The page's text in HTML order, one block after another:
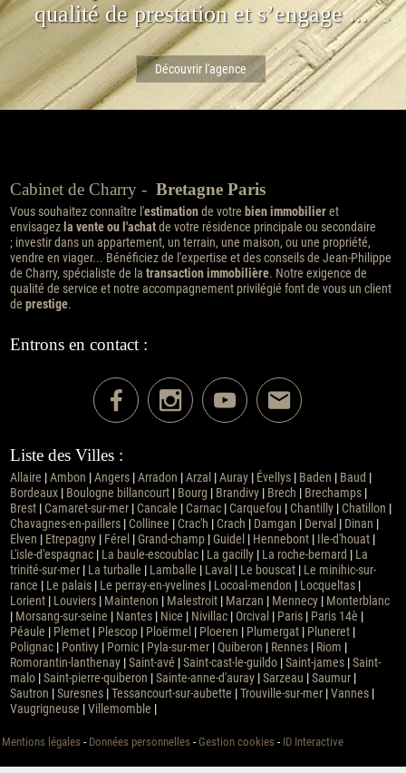
qualité de prestation et s’engage ...
Découvrir l'agence
Cabinet de Charry - Bretagne Paris
Vous souhaitez connaître l'estimationde votre bien immobilieret
envisagezla vente ou l'achatde votre résidence principale ou secondaire
; investir dans un appartement, un terrain, une maison, ou une propriété,
vendre en viager... Bénéficiez de l'expertise et des conseils de Jean-Philippe
de Charry, spécialiste de la transaction immobilière. Notre exigence de
qualité de service et notre accompagnement privilégié font de vous un client
de prestige.
Entrons en contact :
Liste des Villes :
Allaire |Ambon |Angers|Arradon |Arzal |Auray| Évellys| Baden | Baud |
Bordeaux| Boulogne billancourt| Bourg | Brandivy| Brech | Brechamps|
Brest|Camaret-sur-mer|Cancale |Carnac|Carquefou |Chantilly|Chatillon |
Chavagnes-en-paillers|Collinee |Crac'h |Crach | Damgan | Derval | Dinan |
Elven | Etrepagny| Férel |Grand-champ|Guidel | Hennebont| Ile-d'houat|
L'isle-d'espagnac| La baule-escoublac| La gacilly| La roche-bernard | La
trinité-sur-mer| La turballe | Lamballe | Laval | Le bouscat| Le minihic-sur-
rance | Le palais| Le perray-en-yvelines| Locoal-mendon | Locqueltas|
Lorient| Louviers| Maintenon | Malestroit| Marzan | Mennecy| Monterblanc
| Morsang-sur-seine | Nantes| Nice | Nivillac| Orcival | Paris| Paris 14è |
Péaule | Plemet| Plescop| Ploërmel | Ploeren | Plumergat| Pluneret|
Polignac| Pontivy| Pornic| Pyla-sur-mer|Quiberon | Rennes| Riom |
Romorantin-lanthenay|Saint-avé |Saint-cast-le-guildo|Saint-james|Saint-
malo|Saint-pierre-quiberon |Sainte-anne-d'auray|Sarzeau |Saumur|
Sautron |Suresnes|Tessancourt-sur-aubette |Trouville-sur-mer|Vannes|
Vaugrigneuse |Villemomble |
Mentions légales - Données personnelles - Gestion cookies - ID Interactive